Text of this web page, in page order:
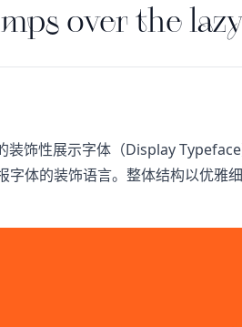
over the
饰性展示字体（Display
体的装饰语言。整体结构以优